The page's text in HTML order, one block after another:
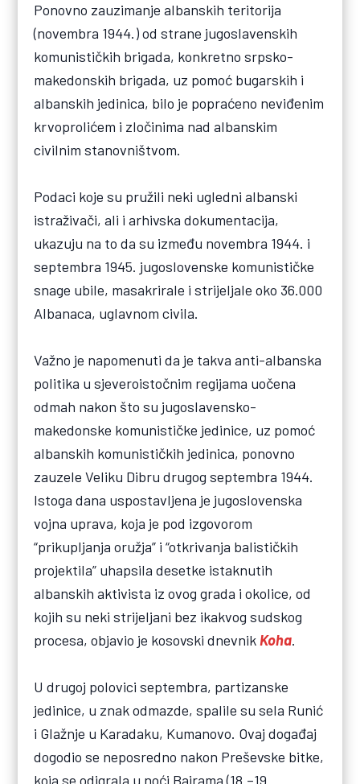
Ponovno zauzimanje albanskih teritorija
(novembra 1944.) od strane jugoslavenskih
komunističkih brigada, konkretno srpsko-
makedonskih brigada, uz pomoć bugarskih i
albanskih jedinica, bilo je popraćeno neviđenim
krvoprolićem i zločinima nad albanskim
civilnim stanovništvom.
Podaci koje su pružili neki ugledni albanski
istraživači, ali i arhivska dokumentacija,
ukazuju na to da su između novembra 1944. i
septembra 1945. jugoslovenske komunističke
snage ubile, masakrirale i strijeljale oko 36.000
Albanaca, uglavnom civila.
Važno je napomenuti da je takva anti-albanska
politika u sjeveroistočnim regijama uočena
odmah nakon što su jugoslavensko-
makedonske komunističke jedinice, uz pomoć
albanskih komunističkih jedinica, ponovno
zauzele Veliku Dibru drugog septembra 1944.
Istoga dana uspostavljena je jugoslovenska
vojna uprava, koja je pod izgovorom
“prikupljanja oružja” i “otkrivanja balističkih
projektila” uhapsila desetke istaknutih
albanskih aktivista iz ovog grada i okolice, od
kojih su neki strijeljani bez ikakvog sudskog
procesa, objavio je kosovski dnevnik Koha.
U drugoj polovici septembra, partizanske
jedinice, u znak odmazde, spalile su sela Runić
i Glažnje u Karadaku, Kumanovo. Ovaj događaj
dogodio se neposredno nakon Preševske bitke,
koja se odigrala u noći Bajrama (18.–19.